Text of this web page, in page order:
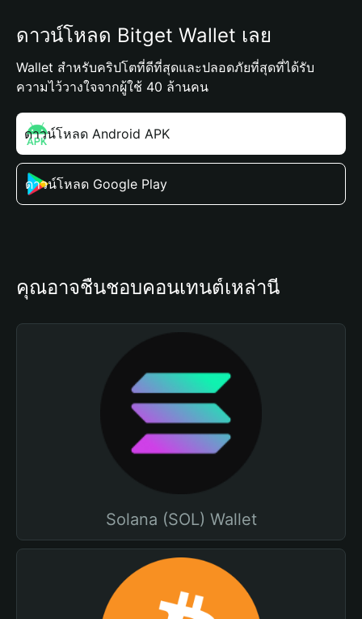
ดาวน์โหลด Bitget Wallet เลย
Wallet สำหรับคริปโตที่ดีที่สุดและปลอดภัยที่สุดที่ได้รับ
ความไว้วางใจจากผู้ใช้ 40 ล้านคน
ดาวน์โหลด Android APK
ดาวน์โหลด Google Play
คุณอาจชื่นชอบคอนเทนต์เหล่านี้
Solana (SOL) Wallet